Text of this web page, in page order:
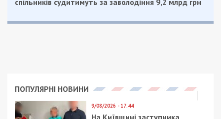
Рекламні блоки дають нам змогу
залишатися незалежними ЗМІ, а вам -
Приєднатися